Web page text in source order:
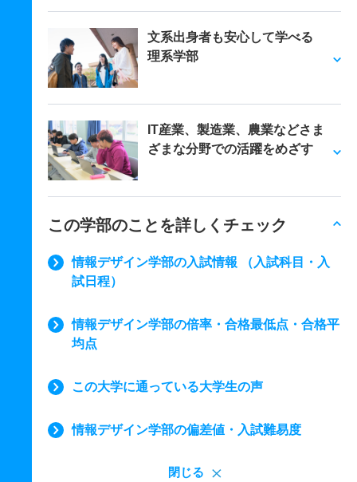
文系出身者も安心して学べる
理系学部
IT産業、製造業、農業などさま
ざまな分野での活躍をめざす
この学部のことを詳しくチェック
情報デザイン学部の入試情報 （入試科目・入
試日程）
情報デザイン学部の倍率・合格最低点・合格平
均点
この大学に通っている大学生の声
情報デザイン学部の偏差値・入試難易度
閉じる